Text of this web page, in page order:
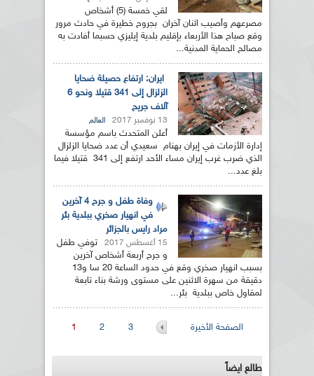
لقي خمسة (5) أشخاص
مصرعهم وأصيب اثنان آخران بجروح خطيرة في حادث مرور
وقع صباح هذا الأربعاء بإقليم بلدية إيليزي حسبما أفادت به
مصالح الحماية المدنية...
ايران: ارتفاع حصيلة ضحايا
الزلزال إلى 341 قتيلا ونحو 6
آلاف جريح
13 نوفمبر 2017 العالم
أعلن المتحدث باسم مؤسسة
إدارة الأزمات في إيران بهنام سعيدي أن عدد ضحايا الزلزال
الذي ضرب غرب إيران مساء الأحد ارتفع إلى 341 قتيلا فيما
بلغ عدد...
وفاة طفل و جرح 4 آخرين
في انهيار صخري ببلدية بئر
مراد رايس بالجزائر
15 أغسطس 2017
توفي طفل
و جرح أربعة أشخاص آخرين
بسبب انهيار صخري وقع في حدود الساعة 20 سا و13
دقيقة من سهرة الاثنين على مستوى ورشة بناء تابعة
لمقاول خاص ببلدية بئر...
الصفحات 1 2 3 الصفحة الأخيرة
طالع ايضاً